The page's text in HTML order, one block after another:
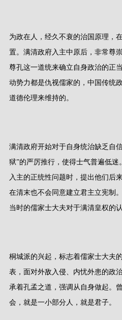
为政在人，经久不衰的治国原理，
置。满清政府入主中原后，非常尊
尊孔这一道统来确立自身政治的正
动势力都是仇视儒家的，中国传统
道德伦理来维持的。
满清政府开始对于自身统治缺乏自
狱”的严厉推行，使得士气普遍低
入主的正统性问题时，提出他们后
在清末也不会同意建立君主立宪制
当时的儒家士大夫对于满清皇权的认
桐城派的兴起，标志着儒家士大夫
表，面对外敌入侵、内忧外患的政
承着孔孟之道，强调从自身做起。
会，就是一小部分人，就是君子。